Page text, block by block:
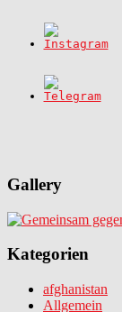
Gallery
Kategorien
afghanistan
Allgemein